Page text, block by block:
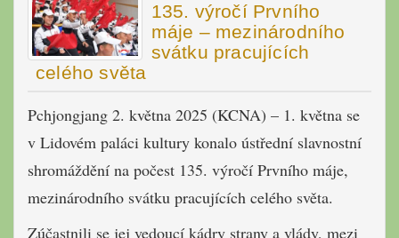
135. výročí Prvního
máje – mezinárodního
svátku pracujících
celého světa
Pchjongjang 2. května 2025 (KCNA) – 1. května se
v Lidovém paláci kultury konalo ústřední slavnostní
shromáždění na počest 135. výročí Prvního máje,
mezinárodního svátku pracujících celého světa.
Zúčastnili se jej vedoucí kádry strany a vlády, mezi